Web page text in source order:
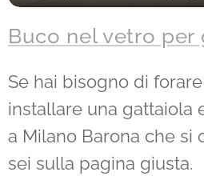
Buco nel vetro per
Se hai bisogno di
installare una gattaiola
a Milano Barona che si
sei sulla pagina giusta.